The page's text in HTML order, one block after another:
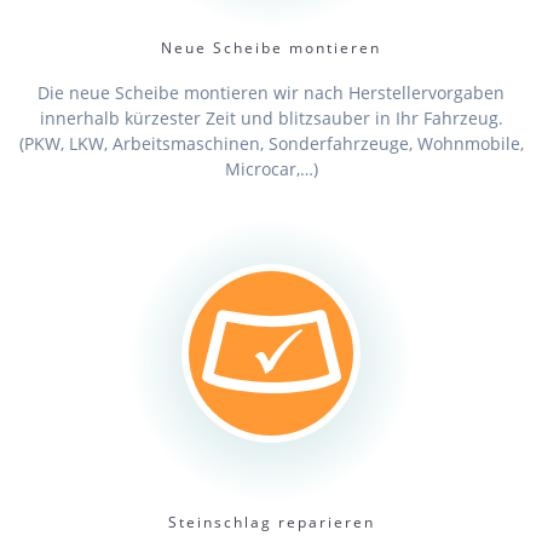
Neue Scheibe montieren
Die neue Scheibe montieren wir nach Herstellervorgaben
innerhalb kürzester Zeit und blitzsauber in Ihr Fahrzeug.
(PKW, LKW, Arbeitsmaschinen, Sonderfahrzeuge, Wohnmobile,
Microcar,…)
Steinschlag reparieren